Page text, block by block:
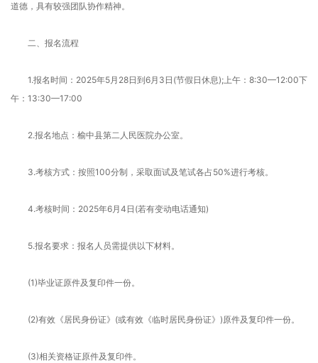
道德，具有较强团队协作精神。
二、报名流程
1.报名时间：2025年5月28日到6月3日(节假日休息);上午：8:30—12:00下
午：13:30—17:00
2.报名地点：榆中县第二人民医院办公室。
3.考核方式：按照100分制，采取面试及笔试各占50%进行考核。
4.考核时间：2025年6月4日(若有变动电话通知)
5.报名要求：报名人员需提供以下材料。
(1)毕业证原件及复印件一份。
(2)有效《居民身份证》(或有效《临时居民身份证》)原件及复印件一份。
(3)相关资格证原件及复印件。